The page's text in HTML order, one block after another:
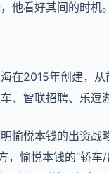
他看好其间的时机。
在2015年创建，从
、智联招聘、乐逗
愉悦本钱的出资战
，愉悦本钱的“轿车